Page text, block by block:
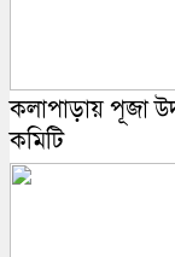
কলাপাড়ায় পূজা
কমিটি